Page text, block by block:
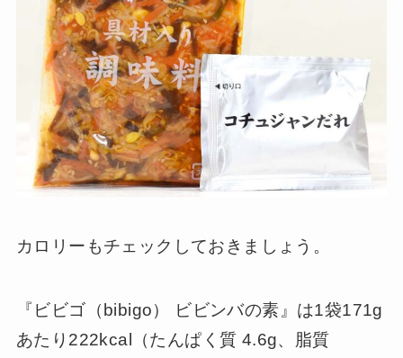
カロリーもチェックしておきましょう。
『ビビゴ（bibigo） ビビンバの素』は1袋171g
あたり222kcal（たんぱく質 4.6g、脂質